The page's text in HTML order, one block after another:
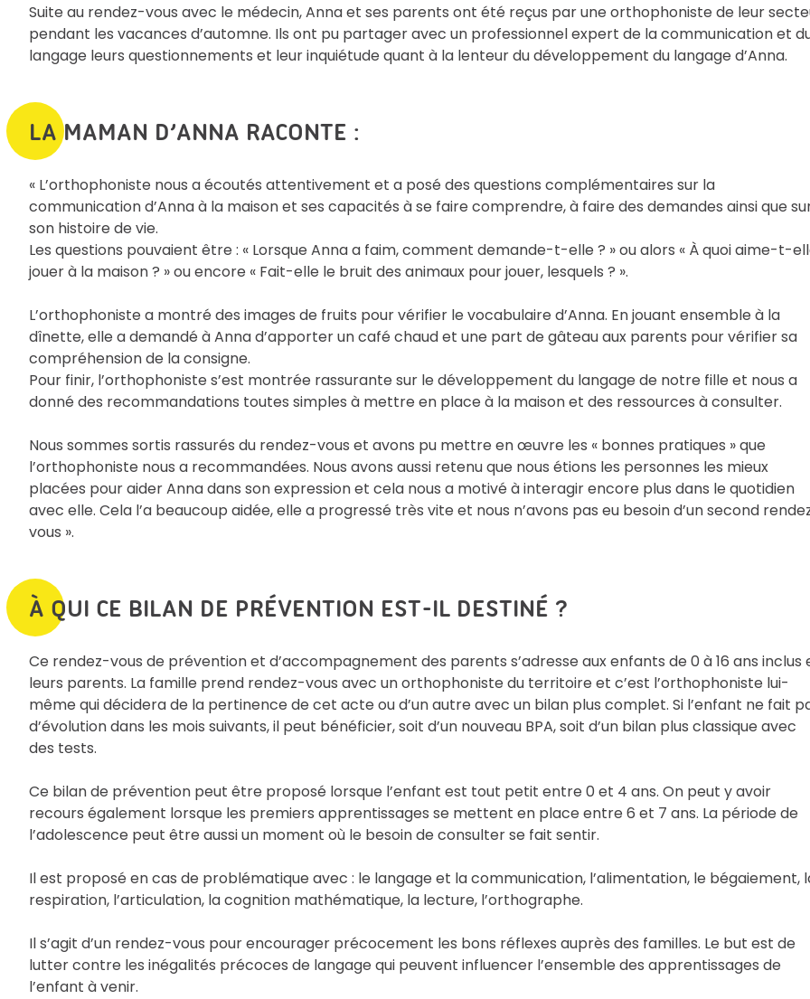
Suite au rendez-vous avec le médecin, Anna et ses parents ont été reçus par une orthophoniste de leur
pendant les vacances d’automne. Ils ont pu partager avec un professionnel expert de la communication et
langage leurs questionnements et leur inquiétude quant à la lenteur du développement du langage d’Anna.
LA MAMAN D’ANNA RACONTE :
« L’orthophoniste nous a écoutés attentivement et a posé des questions complémentaires sur la
communication d’Anna à la maison et ses capacités à se faire comprendre, à faire des demandes ainsi que
son histoire de vie.
Les questions pouvaient être : « Lorsque Anna a faim, comment demande-t-elle ? » ou alors « À quoi aime-t-
jouer à la maison ? » ou encore « Fait-elle le bruit des animaux pour jouer, lesquels ? ».
L’orthophoniste a montré des images de fruits pour vérifier le vocabulaire d’Anna. En jouant ensemble à la
dînette, elle a demandé à Anna d’apporter un café chaud et une part de gâteau aux parents pour vérifier sa
compréhension de la consigne.
Pour finir, l’orthophoniste s’est montrée rassurante sur le développement du langage de notre fille et nous a
donné des recommandations toutes simples à mettre en place à la maison et des ressources à consulter.
Nous sommes sortis rassurés du rendez-vous et avons pu mettre en œuvre les « bonnes pratiques » que
l’orthophoniste nous a recommandées. Nous avons aussi retenu que nous étions les personnes les mieux
placées pour aider Anna dans son expression et cela nous a motivé à interagir encore plus dans le quotidien
avec elle. Cela l’a beaucoup aidée, elle a progressé très vite et nous n’avons pas eu besoin d’un second
vous ».
À QUI CE BILAN DE PRÉVENTION EST-IL DESTINÉ ?
Ce rendez-vous de prévention et d’accompagnement des parents s’adresse aux enfants de 0 à 16 ans inclus
leurs parents. La famille prend rendez-vous avec un orthophoniste du territoire et c’est l’orthophoniste lui-
même qui décidera de la pertinence de cet acte ou d’un autre avec un bilan plus complet. Si l’enfant ne fait
d’évolution dans les mois suivants, il peut bénéficier, soit d’un nouveau BPA, soit d’un bilan plus classique avec
des tests.
Ce bilan de prévention peut être proposé lorsque l’enfant est tout petit entre 0 et 4 ans. On peut y avoir
recours également lorsque les premiers apprentissages se mettent en place entre 6 et 7 ans. La période de
l’adolescence peut être aussi un moment où le besoin de consulter se fait sentir.
Il est proposé en cas de problématique avec : le langage et la communication, l’alimentation, le bégaiement,
respiration, l’articulation, la cognition mathématique, la lecture, l’orthographe.
Il s’agit d’un rendez-vous pour encourager précocement les bons réflexes auprès des familles. Le but est de
lutter contre les inégalités précoces de langage qui peuvent influencer l’ensemble des apprentissages de
l’enfant à venir.